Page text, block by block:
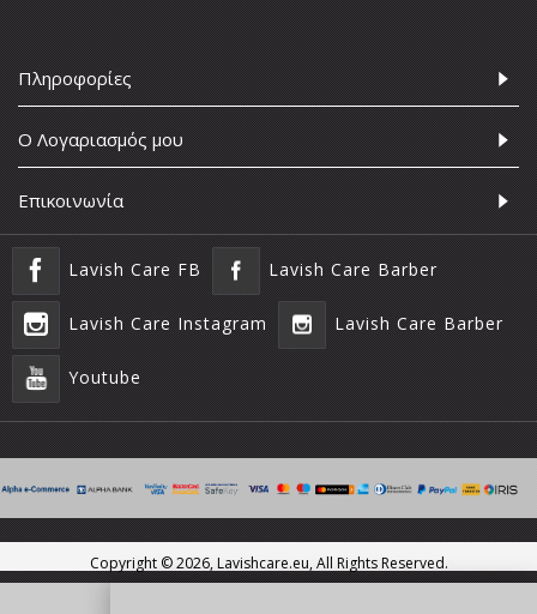
Πληροφορίες
Ο Λογαριασμός μου
Επικοινωνία
Lavish Care FB Lavish Care Barber
Lavish Care Instagram Lavish Care Barber
Youtube
Copyright ©2026, Lavishcare.eu, All Rights Reserved.